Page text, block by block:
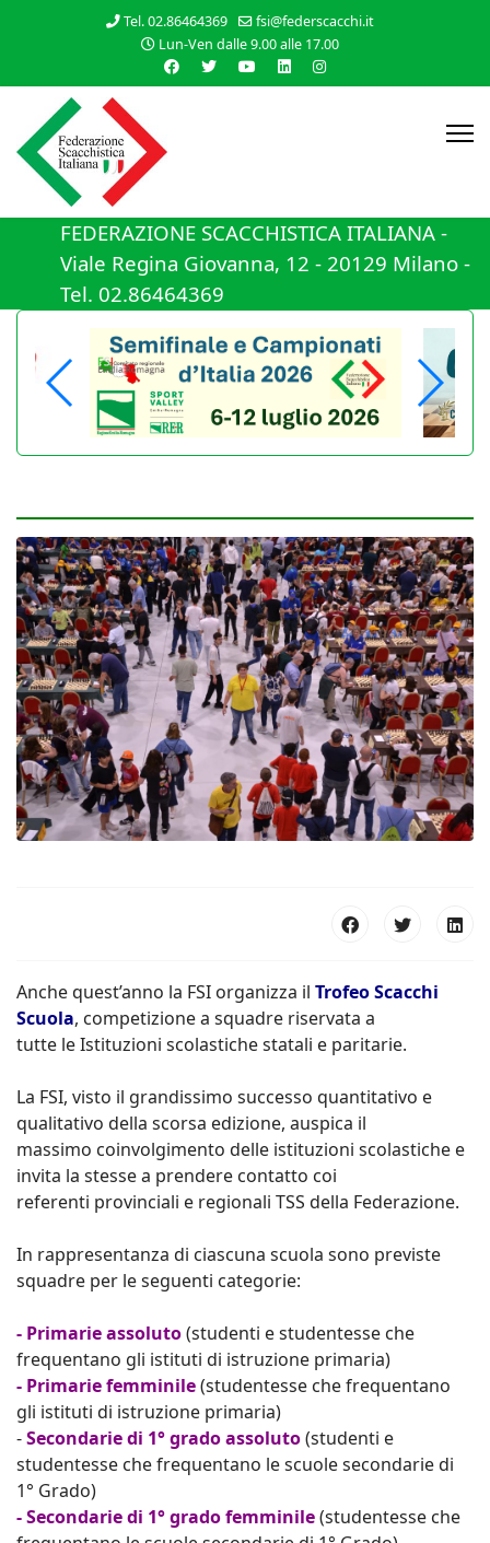
Tel. 02.86464369
fsi@federscacchi.it
Lun-Ven dalle 9.00 alle 17.00
FEDERAZIONE SCACCHISTICA ITALIANA -
Viale Regina Giovanna, 12 - 20129 Milano -
Tel. 02.86464369
Anche quest’anno la FSI organizza il Trofeo Scacchi
Scuola, competizione a squadre riservata a
tutte le Istituzioni scolastiche statali e paritarie.
La FSI, visto il grandissimo successo quantitativo e
qualitativo della scorsa edizione, auspica il
massimo coinvolgimento delle istituzioni scolastiche e
invita la stesse a prendere contatto coi
referenti provinciali e regionali TSS della Federazione.
In rappresentanza di ciascuna scuola sono previste
squadre per le seguenti categorie:
- Primarie assoluto(studenti e studentesse che
frequentano gli istituti di istruzione primaria)
- Primarie femminile(studentesse che frequentano
gli istituti di istruzione primaria)
-Secondarie di 1° grado assoluto(studenti e
studentesse che frequentano le scuole secondarie di
1° Grado)
- Secondarie di 1° grado femminile(studentesse che